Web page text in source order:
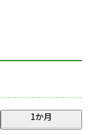
1か月